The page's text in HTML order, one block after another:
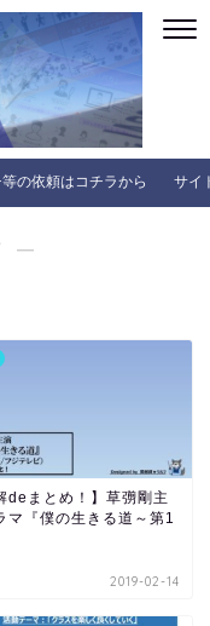
の依頼はコチラから サイ
―
deまとめ！】草彅剛主
マ『僕の生きる道～第1
2019-02-14